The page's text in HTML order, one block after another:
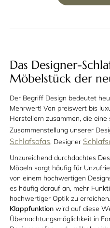
Das Designer-
Möbelstück der
Der Begriff Design bedeutet
Mehrwert! Von preiswert bis
Herstellern zusammen, die eine
Zusammenstellung unserer
Schlafsofas, Designer
Unzureichend durchdachtes
Möbeln sorgt häufig für
von einem hochwertigen
es häufig darauf an, mehr
hochwertiger Optik zu
Klappfunktion wird auf diese
Übernachtungsmöglichkeit in